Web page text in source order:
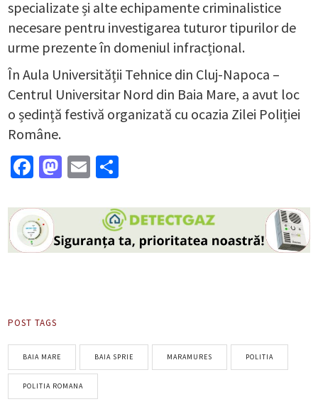
specializate și alte echipamente criminalistice
necesare pentru investigarea tuturor tipurilor de
urme prezente în domeniul infracțional.
În Aula Universității Tehnice din Cluj-Napoca –
Centrul Universitar Nord din Baia Mare, a avut loc
o ședință festivă organizată cu ocazia Zilei Poliției
Române.
Facebook
Mastodon
Email
POST TAGS
BAIA MARE BAIA SPRIE MARAMURES POLITIA
POLITIA ROMANA